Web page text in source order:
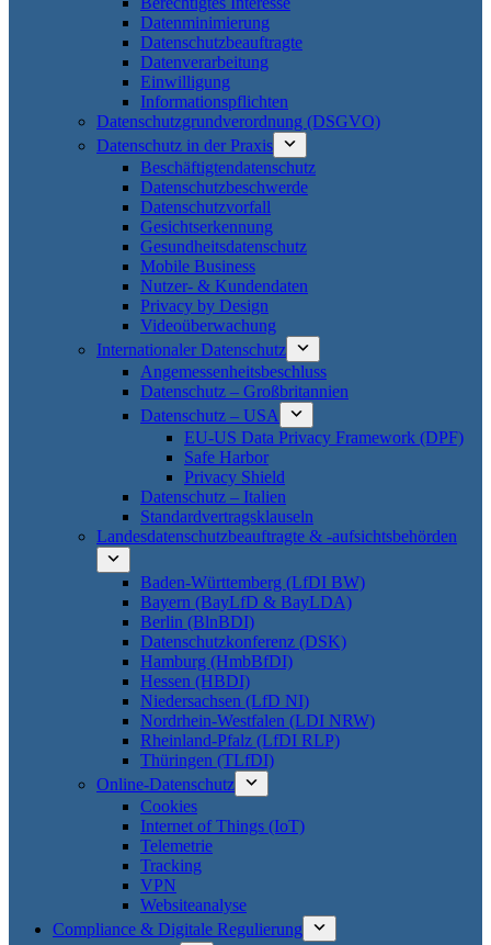
Datenminimierung
Datenschutzbeauftragte
Datenverarbeitung
Einwilligung
Informationspflichten
Datenschutzgrundverordnung (DSGVO)
Datenschutz in der Praxis
Beschäftigtendatenschutz
Datenschutzbeschwerde
Datenschutzvorfall
Gesichtserkennung
Gesundheitsdatenschutz
Mobile Business
Nutzer- & Kundendaten
Privacy by Design
Videoüberwachung
Internationaler Datenschutz
Angemessenheitsbeschluss
Datenschutz – Großbritannien
Datenschutz – USA
EU-US Data Privacy Framework (DPF)
Safe Harbor
Privacy Shield
Datenschutz – Italien
Standardvertragsklauseln
Landesdatenschutzbeauftragte & -aufsichtsbehörden
Baden-Württemberg (LfDI BW)
Bayern (BayLfD & BayLDA)
Berlin (BlnBDI)
Datenschutzkonferenz (DSK)
Hamburg (HmbBfDI)
Hessen (HBDI)
Niedersachsen (LfD NI)
Nordrhein-Westfalen (LDI NRW)
Rheinland-Pfalz (LfDI RLP)
Thüringen (TLfDI)
Online-Datenschutz
Cookies
Internet of Things (IoT)
Telemetrie
Tracking
VPN
Websiteanalyse
Compliance & Digitale Regulierung